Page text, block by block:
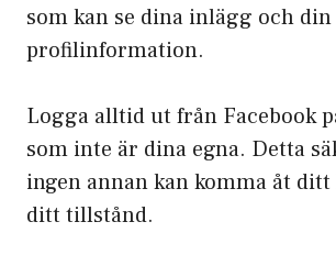
som kan se dina inlägg och din
profilinformation.
Logga alltid ut från Facebook
som inte är dina egna. Detta
ingen annan kan komma åt
ditt tillstånd.